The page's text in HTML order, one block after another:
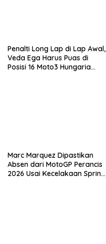
Penalti Long Lap di Lap Awal,
Veda Ega Harus Puas di
Posisi 16 Moto3 Hungaria
Marc Marquez Dipastikan
Absen dari MotoGP Perancis
2026 Usai Kecelakaan Sprint